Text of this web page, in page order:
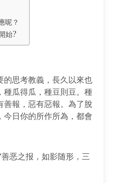
呢？
始?
的思考教義，長久以來也
種瓜得瓜，種豆則豆。種
善報，惡有惡報。為了脫
今日你的所作所為，都會
善恶之报，如影随形，三